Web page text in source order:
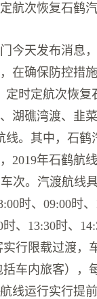
航次恢复石鹤
今天发布消息
在确保防控措
定时定航次恢复
湖礁湾渡、韭
线。其中，石鹤
2019年石鹤航
次。汽渡航线
时、09:00时
、13:30时、
实行限载过渡，
车内旅客），
线运行实行提